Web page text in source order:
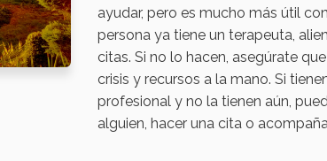
ayudar, pero es mucho más útil
persona ya tiene un terapeuta,
citas. Si no lo hacen, asegúrate
crisis y recursos a la mano. Si
profesional y no la tienen aún,
alguien, hacer una cita o